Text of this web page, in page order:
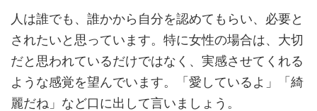
人は誰でも、誰かから自分を認めてもらい、必要と
されたいと思っています。特に女性の場合は、大切
だと思われているだけではなく、実感させてくれる
ような感覚を望んでいます。「愛しているよ」「綺
麗だね」など口に出して言いましょう。